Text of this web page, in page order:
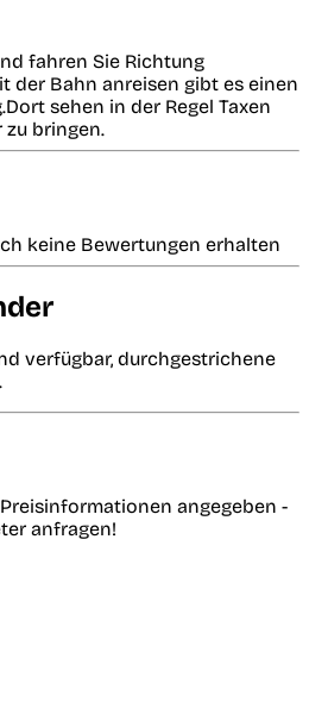
fahren Sie Richtung
der Bahn anreisen gibt es einen
sehen in der Regel Taxen
zu bringen.
keine Bewertungen erhalten
verfügbar, durchgestrichene
angegeben -
anfragen!